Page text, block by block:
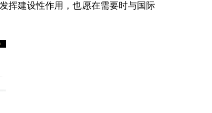
挥建设性作用，也愿在需要时与国际